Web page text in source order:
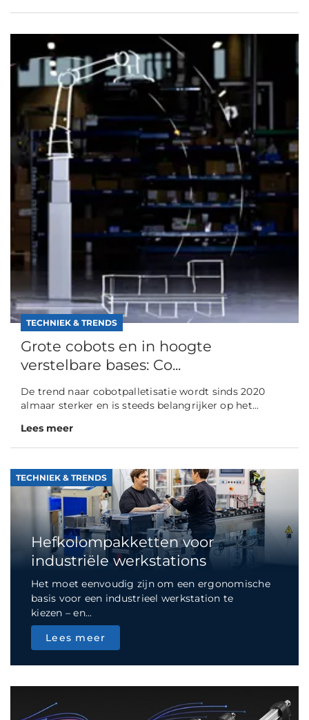
TECHNIEK & TRENDS
Grote cobots en in hoogte
verstelbare bases: Co...
De trend naar cobotpalletisatie wordt sinds 2020
almaar sterker en is steeds belangrijker op het...
Lees meer
TECHNIEK & TRENDS
Hefkolompakketten voor
industriële werkstations
Het moet eenvoudig zijn om een ergonomische
basis voor een industrieel werkstation te
kiezen – en...
Lees meer